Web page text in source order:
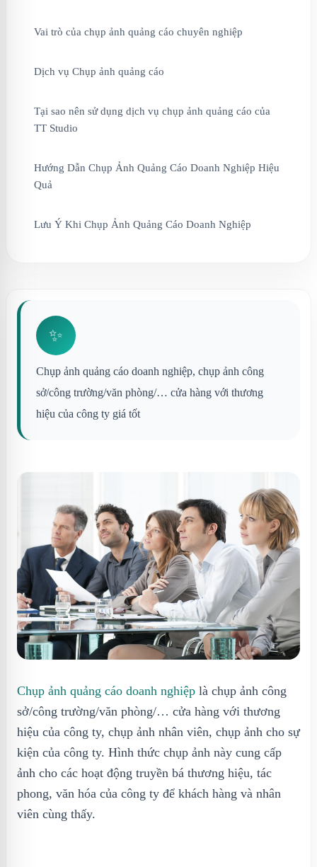
Vai trò của chụp ảnh quảng cáo chuyên nghiệp
Dịch vụ Chụp ảnh quảng cáo
Tại sao nên sử dụng dịch vụ chụp ảnh quảng cáo của
TT Studio
Hướng Dẫn Chụp Ảnh Quảng Cáo Doanh Nghiệp Hiệu
Quả
Lưu Ý Khi Chụp Ảnh Quảng Cáo Doanh Nghiệp
✨
Chụp ảnh quảng cáo doanh nghiệp, chụp ảnh công
sở/công trường/văn phòng/… cửa hàng với thương
hiệu của công ty giá tốt
Chụp ảnh quảng cáo doanh nghiệp là chụp ảnh công
sở/công trường/văn phòng/… cửa hàng với thương
hiệu của công ty, chụp ảnh nhân viên, chụp ảnh cho sự
kiện của công ty. Hình thức chụp ảnh này cung cấp
ảnh cho các hoạt động truyền bá thương hiệu, tác
phong, văn hóa của công ty để khách hàng và nhân
viên cùng thấy.